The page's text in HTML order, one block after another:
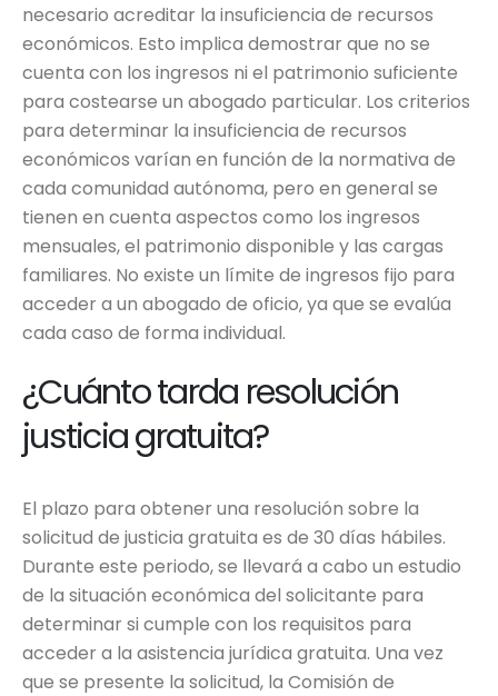
necesario acreditar la insuficiencia de recursos
económicos. Esto implica demostrar que no se
cuenta con los ingresos ni el patrimonio suficiente
para costearse un abogado particular. Los criterios
para determinar la insuficiencia de recursos
económicos varían en función de la normativa de
cada comunidad autónoma, pero en general se
tienen en cuenta aspectos como los ingresos
mensuales, el patrimonio disponible y las cargas
familiares. No existe un límite de ingresos fijo para
acceder a un abogado de oficio, ya que se evalúa
cada caso de forma individual.
¿Cuánto tarda resolución
justicia gratuita?
El plazo para obtener una resolución sobre la
solicitud de justicia gratuita es de 30 días hábiles.
Durante este periodo, se llevará a cabo un estudio
de la situación económica del solicitante para
determinar si cumple con los requisitos para
acceder a la asistencia jurídica gratuita. Una vez
que se presente la solicitud, la Comisión de